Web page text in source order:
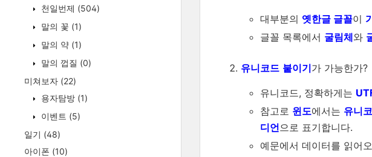
천일번제 (504)
말의 꽃 (1)
말의 약 (1)
말의 껍질 (0)
미쳐보자 (22)
용자탐방 (1)
이벤트 (5)
일기 (48)
아이폰 (10)
대부분의 옛한글 글꼴이
글꼴 목록에서 굴림체와
유니코드 붙이기가 가능한가?
유니코드, 정확하게는
참고로 윈도에서는 유니
디언으로 표기합니다.
예문에서 데이터를 읽어